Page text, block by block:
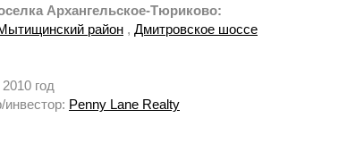
Архангельское-Тюриково:
район , Дмитровское шоссе
год
Penny Lane Realty